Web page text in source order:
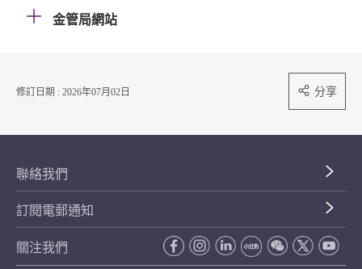
金管局網站
修訂日期 : 2026年07月02日 分享
聯絡我們
訂閱電郵通知
關注我們